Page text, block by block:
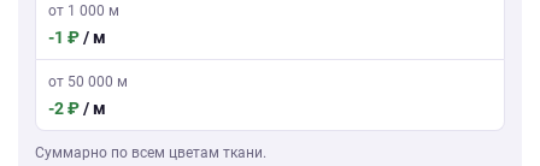
от 1 000 м
-1 ₽/ м
от 50 000 м
-2 ₽/ м
Суммарно по всем цветам ткани.